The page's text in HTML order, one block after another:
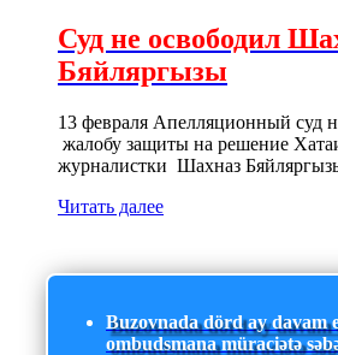
Суд не освободил
Бяйляргызы
13 февраля Апелляционный суд
жалобу защиты на решение
журналистки Шахназ
Читать далее
Buzovnada dörd ay davam
ombudsmana müraciətə